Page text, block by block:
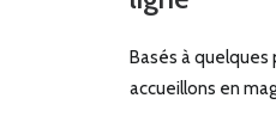
Basés à quelques
accueillons en